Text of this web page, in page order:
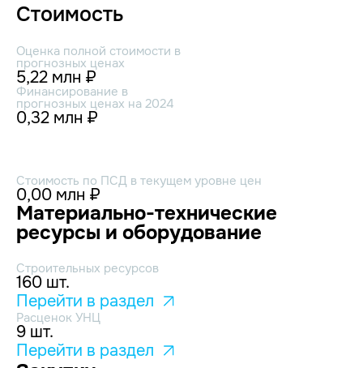
Стоимость
Оценка полной стоимости в
прогнозных ценах
5,22 млн ₽
Финансирование в
прогнозных ценах на 2024
0,32 млн ₽
Стоимость по ПСД в текущем уровне цен
0,00 млн ₽
Материально-технические
ресурсы и оборудование
Строительных ресурсов
160 шт.
Перейти в раздел
Расценок УНЦ
9 шт.
Перейти в раздел